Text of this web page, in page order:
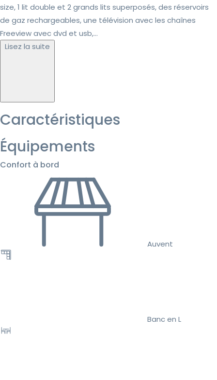
size, 1 lit double et 2 grands lits superposés, des réservoirs
de gaz rechargeables, une télévision avec les chaînes
Freeview avec dvd et usb,...
Lisez la suite
Caractéristiques
Équipements
Confort à bord
Auvent
Banc en L